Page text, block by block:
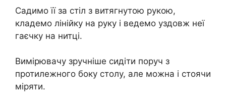
Садимо її за стіл з витягнутою рукою,
кладемо лінійку на руку і ведемо уздовж неї
гаєчку на нитці.
Вимірювачу зручніше сидіти поруч з
протилежного боку столу, але можна і стоячи
міряти.